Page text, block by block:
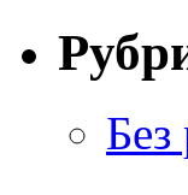
Без